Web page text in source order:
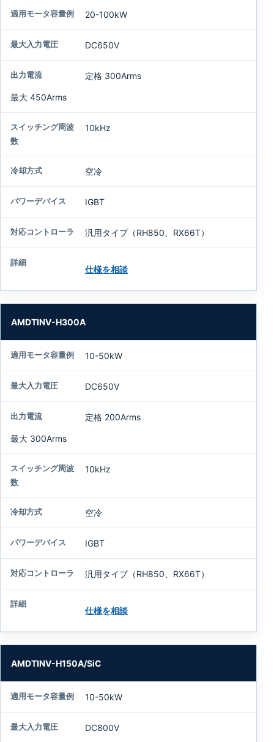
20-100kW
DC650V
定格 300Arms
最大 450Arms
10kHz
空冷
IGBT
汎用タイプ（RH850、RX66T）
仕様を相談
AMDTINV-H300A
10-50kW
DC650V
定格 200Arms
最大 300Arms
10kHz
空冷
IGBT
汎用タイプ（RH850、RX66T）
仕様を相談
AMDTINV-H150A/SiC
10-50kW
DC800V